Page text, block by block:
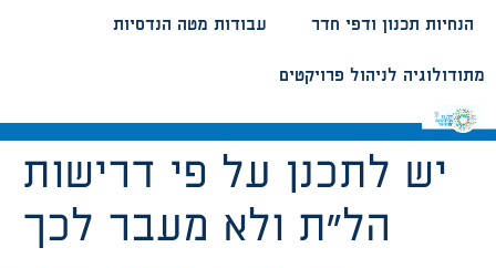
עבודות מטה הנדסיות הנחיות תכנון ודפי חדר
מתודולוגיה לניהול פרויקטים
יש לתכנן על פי דרישות
הל”ת ולא מעבר לכך